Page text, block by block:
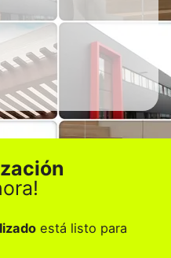
está listo para